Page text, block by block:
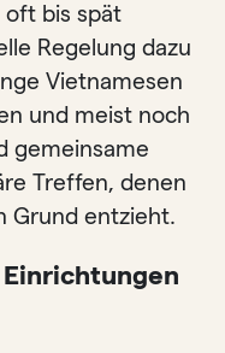
oft bis spät
Regelung dazu
Vietnamesen
und meist noch
gemeinsame
Treffen, denen
Grund entzieht.